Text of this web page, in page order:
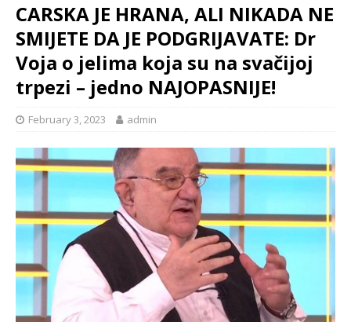
CARSKA JE HRANA, ALI NIKADA NE
SMIJETE DA JE PODGRIJAVATE: Dr
Voja o jelima koja su na svačijoj
trpezi – jedno NAJOPASNIJE!
February 3, 2023 admin